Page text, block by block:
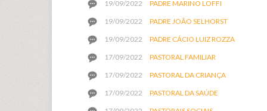
19/09/2022
PADRE MARINO LOFFI
19/09/2022
PADRE JOÃO SELHORST
19/09/2022
PADRE CÁCIO LUIZ ROZZA
17/09/2022
PASTORAL FAMILIAR
17/09/2022
PASTORAL DA CRIANÇA
17/09/2022
PASTORAL DA SAÚDE